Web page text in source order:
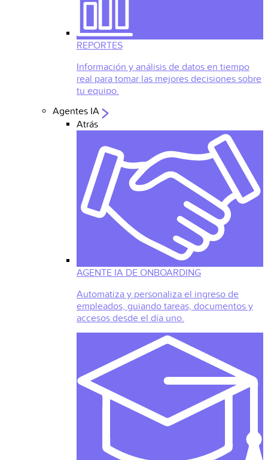
REPORTES
Información y análisis de datos en tiempo
real para tomar las mejores decisiones sobre
tu equipo.
Agentes IA
Atrás
AGENTE IA DE ONBOARDING
Automatiza y personaliza el ingreso de
empleados, guiando tareas, documentos y
accesos desde el día uno.